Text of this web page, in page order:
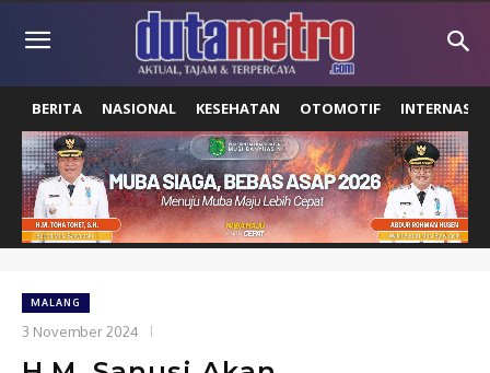
BERITA NASIONAL KESEHATAN OTOMOTIF
MALANG
3 November 2024